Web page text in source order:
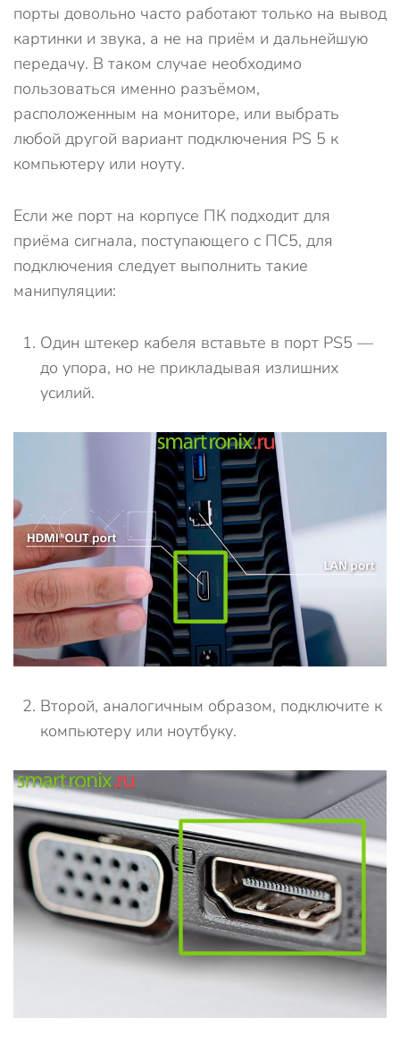
порты довольно часто работают только на вывод
картинки и звука, а не на приём и дальнейшую
передачу. В таком случае необходимо
пользоваться именно разъёмом,
расположенным на мониторе, или выбрать
любой другой вариант подключения PS 5 к
компьютеру или ноуту.
Если же порт на корпусе ПК подходит для
приёма сигнала, поступающего с ПС5, для
подключения следует выполнить такие
манипуляции:
Один штекер кабеля вставьте в порт PS5 —
до упора, но не прикладывая излишних
усилий.
Второй, аналогичным образом, подключите к
компьютеру или ноутбуку.